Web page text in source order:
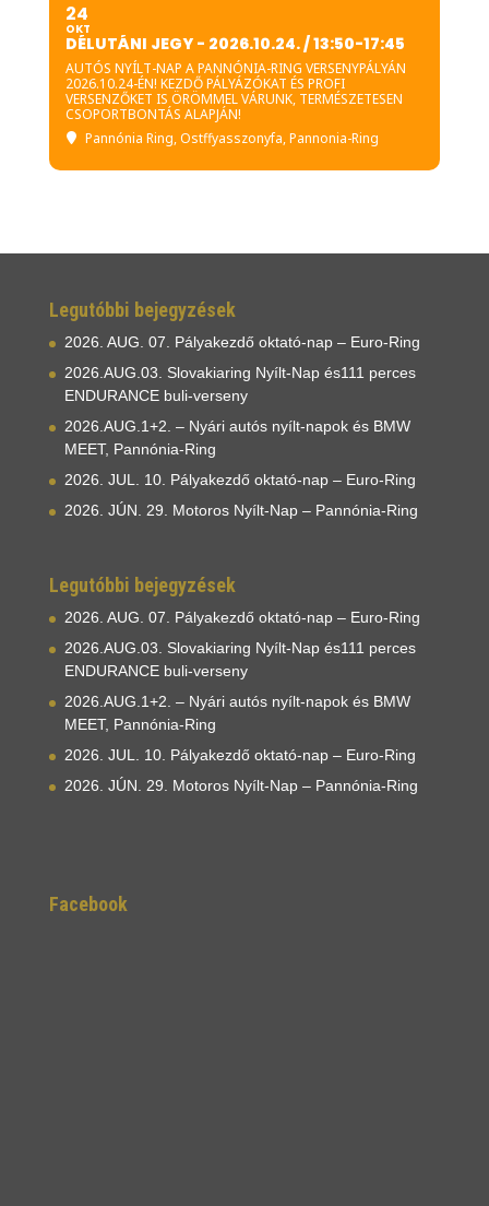
24
OKT
DÉLUTÁNI JEGY - 2026.10.24. / 13:50-17:45
AUTÓS NYÍLT-NAP A PANNÓNIA-RING VERSENYPÁLYÁN
2026.10.24-ÉN! KEZDŐ PÁLYÁZÓKAT ÉS PROFI
VERSENZŐKET IS ÖRÖMMEL VÁRUNK, TERMÉSZETESEN
CSOPORTBONTÁS ALAPJÁN!
Pannónia Ring, Ostffyasszonyfa, Pannonia-Ring
Legutóbbi bejegyzések
2026. AUG. 07. Pályakezdő oktató-nap – Euro-Ring
2026.AUG.03. Slovakiaring Nyílt-Nap és111 perces
ENDURANCE buli-verseny
2026.AUG.1+2. – Nyári autós nyílt-napok és BMW
MEET, Pannónia-Ring
2026. JUL. 10. Pályakezdő oktató-nap – Euro-Ring
2026. JÚN. 29. Motoros Nyílt-Nap – Pannónia-Ring
Legutóbbi bejegyzések
2026. AUG. 07. Pályakezdő oktató-nap – Euro-Ring
2026.AUG.03. Slovakiaring Nyílt-Nap és111 perces
ENDURANCE buli-verseny
2026.AUG.1+2. – Nyári autós nyílt-napok és BMW
MEET, Pannónia-Ring
2026. JUL. 10. Pályakezdő oktató-nap – Euro-Ring
2026. JÚN. 29. Motoros Nyílt-Nap – Pannónia-Ring
Facebook